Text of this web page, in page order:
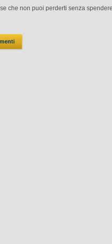
che non puoi perderti senza